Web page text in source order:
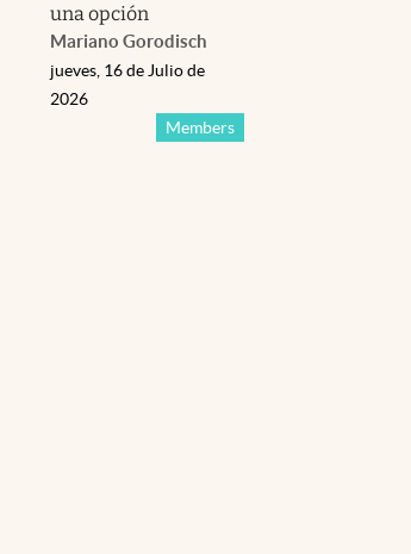
una opción
Mariano Gorodisch
Members
jueves, 16 de Julio de
2026